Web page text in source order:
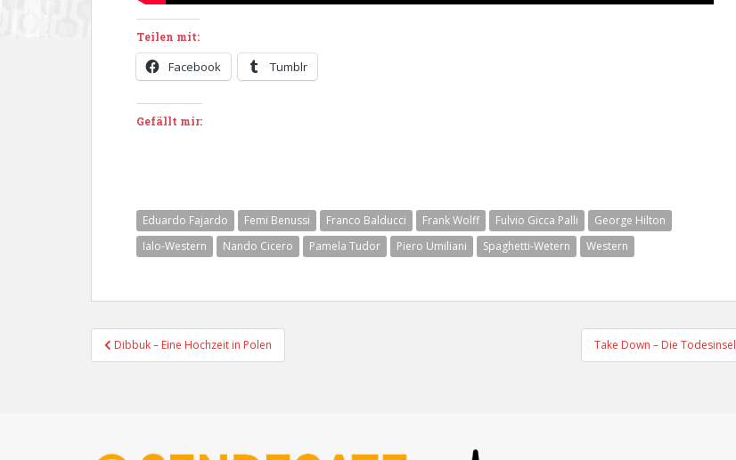
Teilen mit:
Facebook Tumblr
Gefällt mir:
Eduardo Fajardo Femi Benussi Franco Balducci Frank Wolff Fulvio Gicca Palli
George Hilton
Ialo-Western
Nando Cicero Pamela Tudor Piero Umiliani Spaghetti-Wetern Western
Beitragsnavigation
Dibbuk – Eine Hochzeit in Polen Take Down – Die Todesinsel